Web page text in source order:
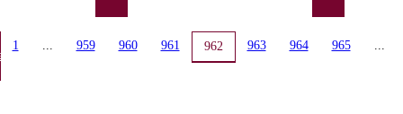
1 959 960 961 962 963 964 965